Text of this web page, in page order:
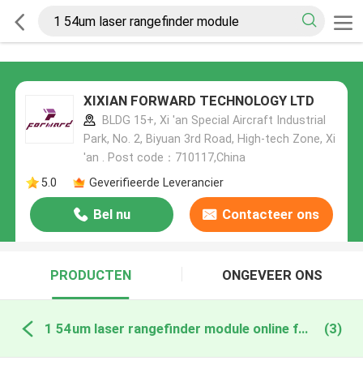
XIXIAN FORWARD TECHNOLOGY LTD
BLDG 15+, Xi 'an Special Aircraft Industrial
Park, No. 2, Biyuan 3rd Road, High-tech Zone, Xi
'an . Post code：710117,China
5.0
Geverifieerde Leverancier
Bel nu Contacteer ons
PRODUCTEN ONGEVEER ONS
1 54um laser rangefinder module online fabricage (3)